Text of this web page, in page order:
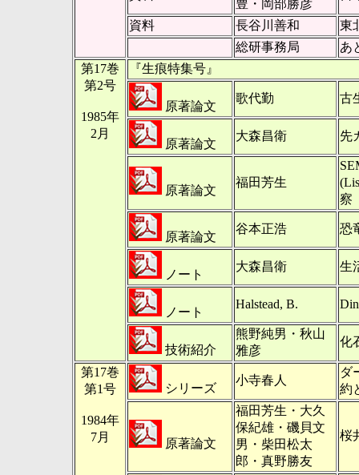
豊・岡部勝彦
資料 長谷川善和
東
総研事務局
あ
第17巻
第2号
1985年
2月
『生痕特集号』
原著論文
歌代勤 古
原著論文
大森昌衛 先
原著論文
福田芳生
察
原著論文
谷本正浩 恐
ノート
大森昌衛 生
ノート
Halstead, B.
技術紹介
熊野純男・秋山
雅彦
化
第17巻
第1号
1984年
7月
シリーズ
小寺春人
ダ
約
原著論文
福田芳生・大久
保紀雄・磯貝文
男・柴田松太
郎・真野勝友
桜